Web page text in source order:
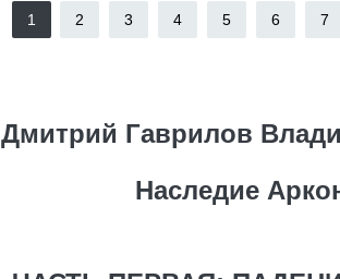
1 2 3 4 5 6 7
Дмитрий Гаврилов
Наследие